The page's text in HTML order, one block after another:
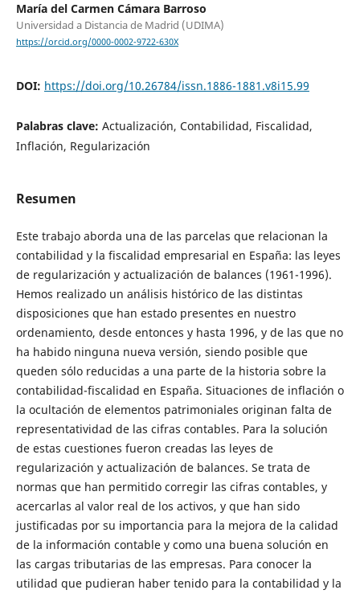
María del Carmen Cámara Barroso
Universidad a Distancia de Madrid (UDIMA)
https://orcid.org/0000-0002-9722-630X
DOI: https://doi.org/10.26784/issn.1886-1881.v8i15.99
Palabras clave: Actualización, Contabilidad, Fiscalidad,
Inflación, Regularización
Resumen
Este trabajo aborda una de las parcelas que relacionan la
contabilidad y la fiscalidad empresarial en España: las leyes
de regularización y actualización de balances (1961-1996).
Hemos realizado un análisis histórico de las distintas
disposiciones que han estado presentes en nuestro
ordenamiento, desde entonces y hasta 1996, y de las que no
ha habido ninguna nueva versión, siendo posible que
queden sólo reducidas a una parte de la historia sobre la
contabilidad-fiscalidad en España. Situaciones de inflación o
la ocultación de elementos patrimoniales originan falta de
representatividad de las cifras contables. Para la solución
de estas cuestiones fueron creadas las leyes de
regularización y actualización de balances. Se trata de
normas que han permitido corregir las cifras contables, y
acercarlas al valor real de los activos, y que han sido
justificadas por su importancia para la mejora de la calidad
de la información contable y como una buena solución en
las cargas tributarias de las empresas. Para conocer la
utilidad que pudieran haber tenido para la contabilidad y la